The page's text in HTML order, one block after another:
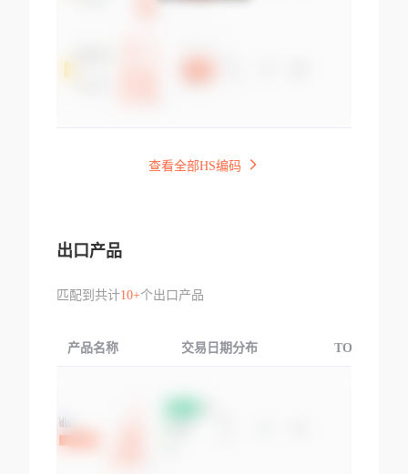
查看全部HS编码
出口产品
匹配到共计10+个出口产品
产品名称 交易日期分布 TOP3交易国